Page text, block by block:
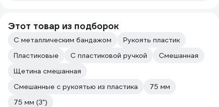
Этот товар из подборок
С металлическим бандажом
Рукоять пластик
Пластиковые
С пластиковой ручкой
Смешанная
Щетина смешанная
Смешанные с рукоятью из пластика
75 мм
75 мм (3")